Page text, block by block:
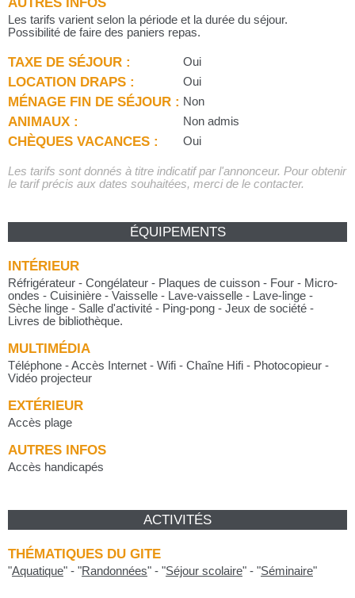
Les tarifs varient selon la période et la durée du séjour.
Possibilité de faire des paniers repas.
TAXE DE SÉJOUR : Oui
LOCATION DRAPS : Oui
MÉNAGE FIN DE SÉJOUR : Non
ANIMAUX : Non admis
CHÈQUES VACANCES : Oui
Les tarifs sont donnés à titre indicatif par l'annonceur. Pour obtenir
le tarif précis aux dates souhaitées, merci de le contacter.
ÉQUIPEMENTS
INTÉRIEUR
Réfrigérateur - Congélateur - Plaques de cuisson - Four - Micro-
ondes - Cuisinière - Vaisselle - Lave-vaisselle - Lave-linge -
Sèche linge - Salle d'activité - Ping-pong - Jeux de société -
Livres de bibliothèque.
MULTIMÉDIA
Téléphone - Accès Internet - Wifi - Chaîne Hifi - Photocopieur -
Vidéo projecteur
EXTÉRIEUR
Accès plage
AUTRES INFOS
Accès handicapés
ACTIVITÉS
THÉMATIQUES DU GITE
"Aquatique" - "Randonnées" - "Séjour scolaire" - "Séminaire"